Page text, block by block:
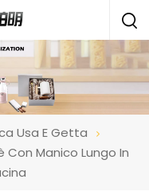
Usa E Getta
Manico Lungo In